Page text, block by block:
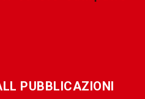
PUBBLICAZIONI